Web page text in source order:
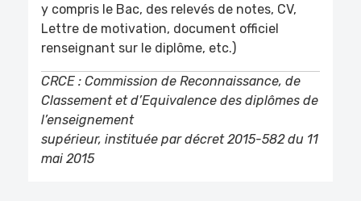
y compris le Bac, des relevés de notes, CV,
Lettre de motivation, document officiel
renseignant sur le diplôme, etc.)
CRCE : Commission de Reconnaissance, de
Classement et d’Equivalence des diplômes de
l’enseignement
supérieur, instituée par décret 2015-582 du 11
mai 2015